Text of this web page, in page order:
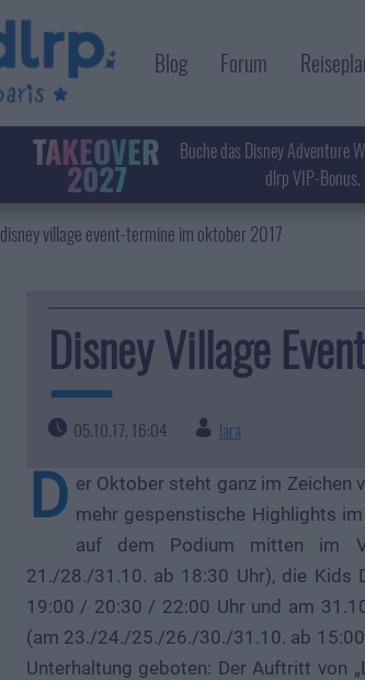
Blog Forum
TAKEOVER
2027
Buche das Disney Adventure
dlrp VIP-
disney village event-termine im oktober 2017
Disney Village
05.10.17, 16:04 lara
D er Oktober steht ganz im Zeichen
mehr gespenstische Highlights
auf dem Podium mitten im
21./28./31.10. ab 18:30 Uhr), die Kids
19:00 / 20:30 / 22:00 Uhr und am
(am 23./24./25./26./30./31.10. ab
Unterhaltung geboten: Der Auftritt von